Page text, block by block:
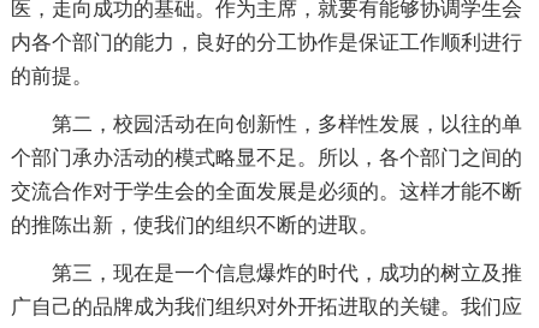
医，走向成功的基础。作为主席，就要有能够协调学生会
内各个部门的能力，良好的分工协作是保证工作顺利进行
的前提。
第二，校园活动在向创新性，多样性发展，以往的单
个部门承办活动的模式略显不足。所以，各个部门之间的
交流合作对于学生会的全面发展是必须的。这样才能不断
的推陈出新，使我们的组织不断的进取。
第三，现在是一个信息爆炸的时代，成功的树立及推
广自己的品牌成为我们组织对外开拓进取的关键。我们应